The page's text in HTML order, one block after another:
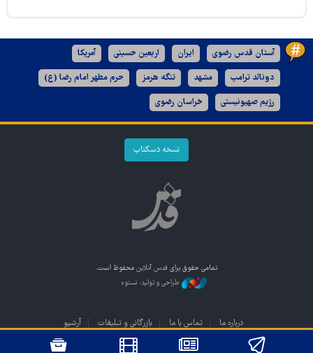
آستان قدس رضوی ایران اربعین حسینی آمریکا
دونالد ترامپ مشهد تنگه هرمز حرم مطهر امام رضا (ع)
رژیم صهیونیستی خراسان رضوی
نسخه دسکتاپ
تمامی حقوق برای قدس آنلاین محفوظ است.
طراحی و تولید: نستوه
درباره ما تماس با ما بازرگانی و تبلیغات آرشیو